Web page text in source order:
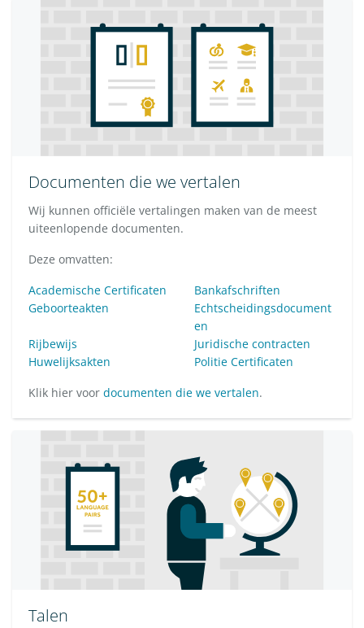
Documenten die we vertalen
Wij kunnen officiële vertalingen maken van de meest
uiteenlopende documenten.
Deze omvatten:
Academische Certificaten
Bankafschriften
Geboorteakten
Echtscheidingsdocument
en
Rijbewijs
Juridische contracten
Huwelijksakten
Politie Certificaten
Klik hier voor documenten die we vertalen.
Talen